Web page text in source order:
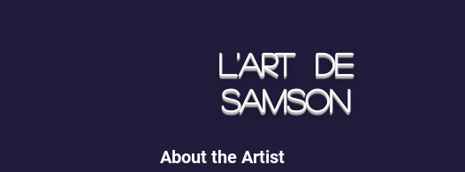
L'art de
Samson
About the Artist